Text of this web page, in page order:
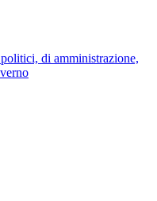
di amministrazione,